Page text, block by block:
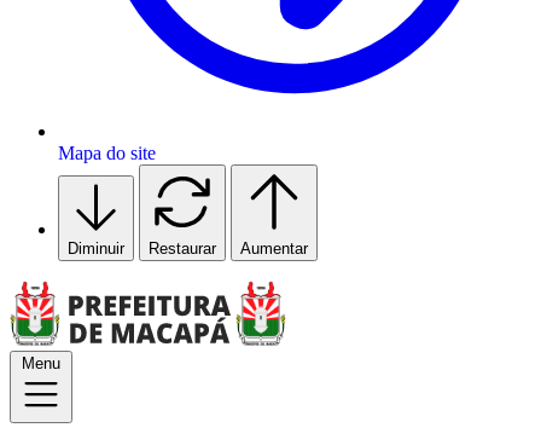
Mapa do site
Diminuir Restaurar Aumentar
Menu